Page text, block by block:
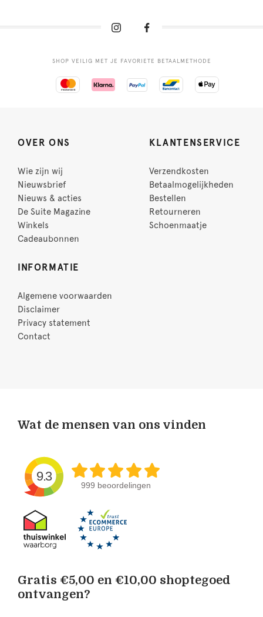
SHOP VEILIG MET JE FAVORIETE BETAALMETHODE
OVER ONS
Wie zijn wij
Nieuwsbrief
Nieuws & acties
De Suite Magazine
Winkels
Cadeaubonnen
KLANTENSERVICE
Verzendkosten
Betaalmogelijkheden
Bestellen
Retourneren
Schoenmaatje
INFORMATIE
Algemene voorwaarden
Disclaimer
Privacy statement
Contact
Wat de mensen van ons vinden
9.3
999 beoordelingen
Gratis €5,00 en €10,00 shoptegoed
ontvangen?